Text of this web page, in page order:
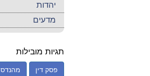
יהדות
מדעים
תגיות מובילות
פסק דין מהנדס